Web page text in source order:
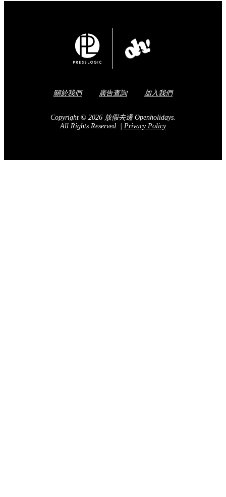
關於我們 廣告查詢 加入我們
Copyright © 2026 放假去邊 Openholidays.
All Rights Reserved.
Privacy Policy